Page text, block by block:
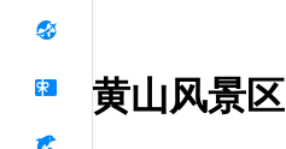
黄山风景区